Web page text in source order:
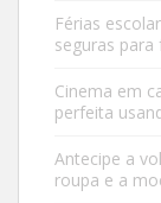
Férias
seguras para
Cinema em
perfeita
Antecipe a
roupa e a